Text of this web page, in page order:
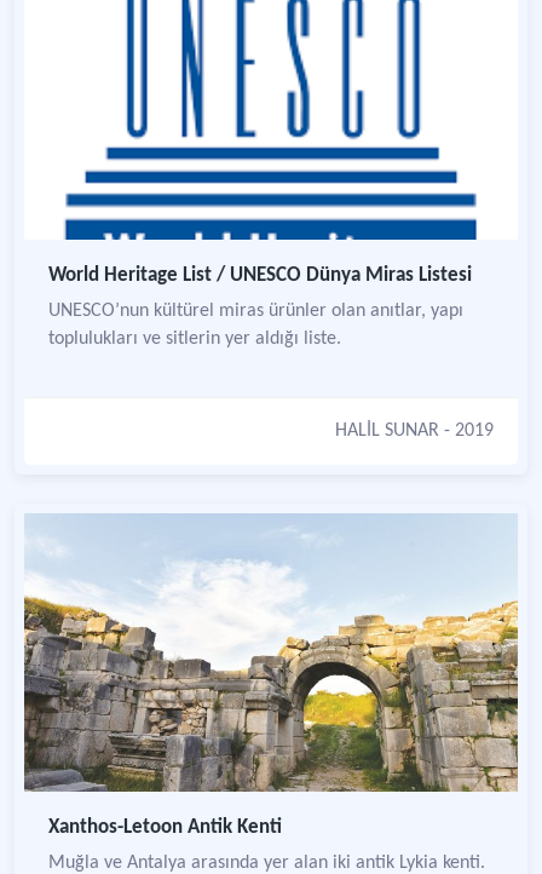
World Heritage List / UNESCO Dünya Miras Listesi
UNESCO’nun kültürel miras ürünler olan anıtlar, yapı
toplulukları ve sitlerin yer aldığı liste.
HALİL SUNAR - 2019
Xanthos-Letoon Antik Kenti
Muğla ve Antalya arasında yer alan iki antik Lykia kenti.